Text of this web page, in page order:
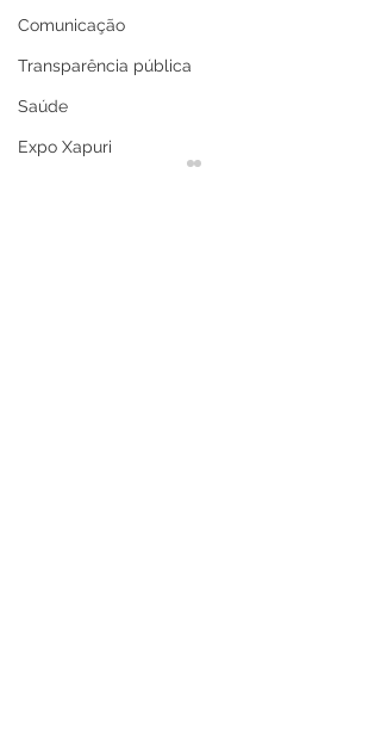
Comunicação
Transparência pública
Saúde
Expo Xapuri